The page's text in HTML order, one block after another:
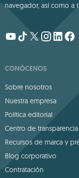
navegador, así como a
CONÓCENOS
Sobre nosotros
Nuestra empresa
Política editorial
Centro de transparencia
Recursos de marca y
Blog corporativo
Contratación